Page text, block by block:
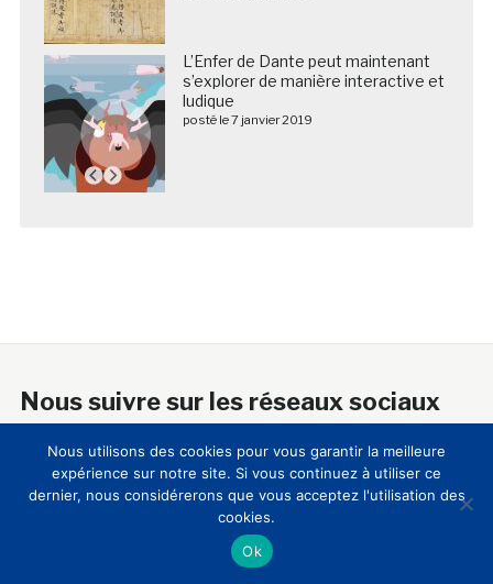
L’Enfer de Dante peut maintenant
s’explorer de manière interactive et
ludique
posté le 7 janvier 2019
Nous suivre sur les réseaux sociaux
Nous utilisons des cookies pour vous garantir la meilleure
expérience sur notre site. Si vous continuez à utiliser ce
dernier, nous considérerons que vous acceptez l'utilisation des
cookies.
Ok